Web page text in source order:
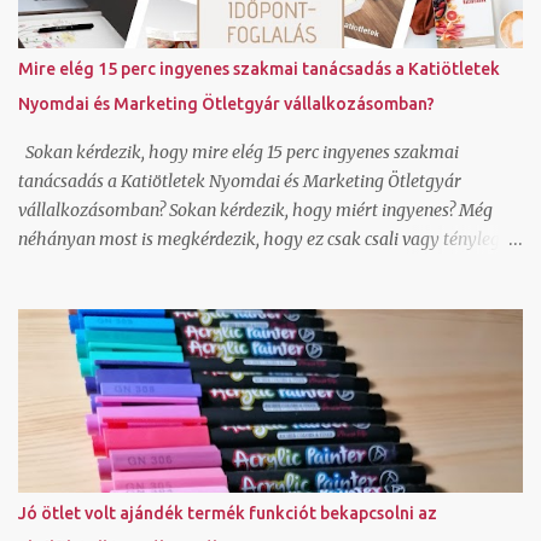
Annak nem néztem még utána, hogy az így generált képeket
hogyan lehet felhasználni, milyen szerzői jogok vonatkoznak rá
és lehet-e jobb felbontásban is generálni a canvavan, de úgy
látom, hogy ha nincs valakinek saját fotója, amit megjelenítsen,
bátran használhat ilyen alkalmazást is. Hogy...
Mire elég 15 perc ingyenes szakmai tanácsadás a Katiötletek
Nyomdai és Marketing Ötletgyár vállalkozásomban?
Sokan kérdezik, hogy mire elég 15 perc ingyenes szakmai
tanácsadás a Katiötletek Nyomdai és Marketing Ötletgyár
vállalkozásomban? Sokan kérdezik, hogy miért ingyenes? Még
néhányan most is megkérdezik, hogy ez csak csali vagy tényleg
tesztelni olvasói szemmel egy-egy online felületedet és tudok
javaslatot tenni, hogy mit módosítsd ahhoz, hogy hatékonyabban
működjön canva képszerkesztő program alap használatát meg
tudjuk nézni és rájössz ezután hogy jé, ez tényleg ilyen egyszerű
általad használt grafikai programban tudlak segíteni, hogy ments
olyan pdf-et, ami a nyomdai céloknak megfelel wordpress és unas
weboldal és webáruház technikai kérdését tudom megválaszolni
ha még csak most tervezel vállalkozást indítani, át tudjuk beszélni
Jó ötlet volt ajándék termék funkciót bekapcsolni az